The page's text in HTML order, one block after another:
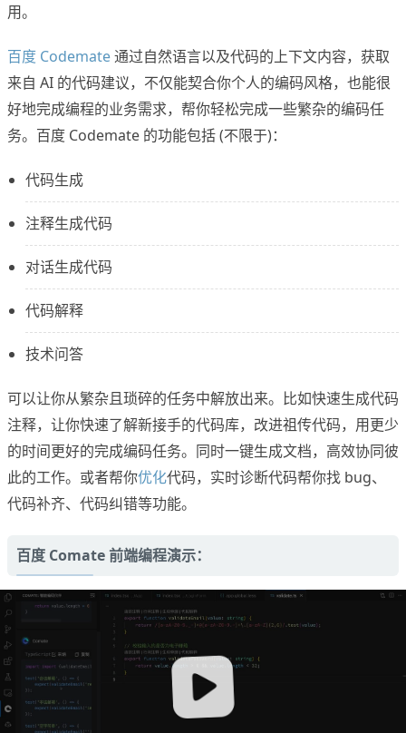
用。
百度 Codemate通过自然语言以及代码的上下文内容，获取
来自 AI 的代码建议，不仅能契合你个人的编码风格，也能很
好地完成编程的业务需求，帮你轻松完成一些繁杂的编码任
务。百度 Codemate 的功能包括 (不限于)：
代码生成
注释生成代码
对话生成代码
代码解释
技术问答
可以让你从繁杂且琐碎的任务中解放出来。比如快速生成代码
注释，让你快速了解新接手的代码库，改进祖传代码，用更少
的时间更好的完成编码任务。同时一键生成文档，高效协同彼
此的工作。或者帮你优化代码，实时诊断代码帮你找 bug、
代码补齐、代码纠错等功能。
百度 Comate 前端编程演示：